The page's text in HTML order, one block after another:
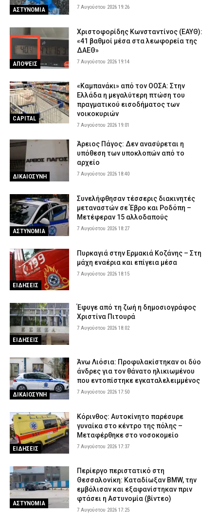
ΑΣΤΥΝΟΜΙΑ 7 Αυγούστου 2026 19:26
ΑΠΟΨΕΙΣ
Χριστοφορίδης Κωνσταντίνος (ΕΑΥΘ):
«41 βαθμοί μέσα στα λεωφορεία της
ΔΑΕΘ»
7 Αυγούστου 2026 19:14
CAPITAL
«Καμπανάκι» από τον ΟΟΣΑ: Στην
Ελλάδα η μεγαλύτερη πτώση του
πραγματικού εισοδήματος των
νοικοκυριών
7 Αυγούστου 2026 19:01
ΔΙΚΑΙΟΣΥΝΗ
Άρειος Πάγος: Δεν ανασύρεται η
υπόθεση των υποκλοπών από το
αρχείο
7 Αυγούστου 2026 18:40
ΑΣΤΥΝΟΜΙΑ
Συνελήφθησαν τέσσερις διακινητές
μεταναστών σε Έβρο και Ροδόπη –
Μετέφεραν 15 αλλοδαπούς
7 Αυγούστου 2026 18:27
ΕΙΔΗΣΕΙΣ
Πυρκαγιά στην Ερμακιά Κοζάνης – Στη
μάχη εναέρια και επίγεια μέσα
7 Αυγούστου 2026 18:15
ΕΙΔΗΣΕΙΣ
Έφυγε από τη ζωή η δημοσιογράφος
Χριστίνα Πιτουρά
7 Αυγούστου 2026 18:02
ΔΙΚΑΙΟΣΥΝΗ
Άνω Λιόσια: Προφυλακίστηκαν οι δύο
άνδρες για τον θάνατο ηλικιωμένου
που εντοπίστηκε εγκαταλελειμμένος
7 Αυγούστου 2026 17:50
ΕΙΔΗΣΕΙΣ
Κόρινθος: Αυτοκίνητο παρέσυρε
γυναίκα στο κέντρο της πόλης –
Μεταφέρθηκε στο νοσοκομείο
7 Αυγούστου 2026 17:37
ΑΣΤΥΝΟΜΙΑ
Περίεργο περιστατικό στη
Θεσσαλονίκη: Καταδίωξαν BMW, την
εμβόλισαν και εξαφανίστηκαν πριν
φτάσει η Αστυνομία (βίντεο)
7 Αυγούστου 2026 17:25